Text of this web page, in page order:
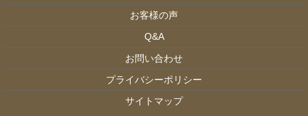
お客様の声
Q&A
お問い合わせ
プライバシーポリシー
サイトマップ